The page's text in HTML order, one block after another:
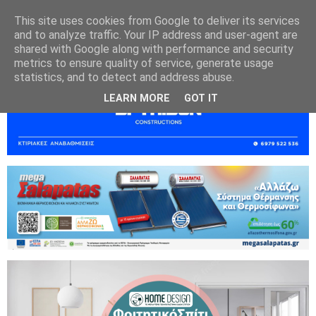
This site uses cookies from Google to deliver its services
and to analyze traffic. Your IP address and user-agent are
shared with Google along with performance and security
metrics to ensure quality of service, generate usage
statistics, and to detect and address abuse.
LEARN MORE GOT IT